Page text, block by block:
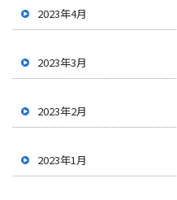
2023年4月
2023年3月
2023年2月
2023年1月